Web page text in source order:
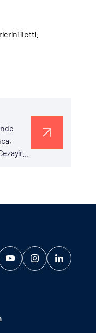
iletti.